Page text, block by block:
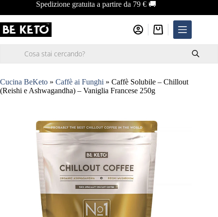
contenuto
Spedizione gratuita a partire da 79 € 🚚
Carrello
Cucina BeKeto » Caffè ai Funghi » Caffè Solubile – Chillout
(Reishi e Ashwagandha) – Vaniglia Francese 250g